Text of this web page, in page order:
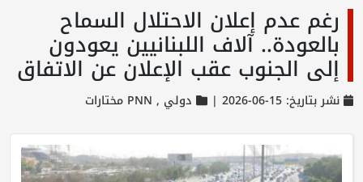
رغم عدم إعلان الاحتلال السماح
بالعودة.. آلاف اللبنانيين يعودون
إلى الجنوب عقب الإعلان عن الاتفاق
نشر بتاريخ: 15-06-2026 | دولي , PNN مختارات